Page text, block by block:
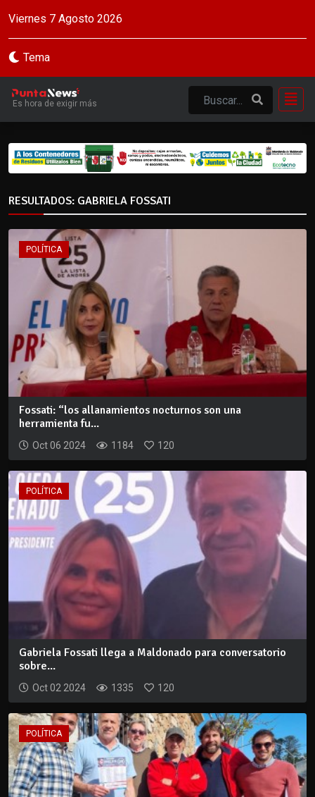
Viernes 7 Agosto 2026
Tema
Es hora de exigir más
RESULTADOS: GABRIELA FOSSATI
POLÍTICA
Fossati: “los allanamientos nocturnos son una
herramienta fu...
Oct 06 2024 1184 120
POLÍTICA
Gabriela Fossati llega a Maldonado para conversatorio
sobre...
Oct 02 2024 1335 120
POLÍTICA